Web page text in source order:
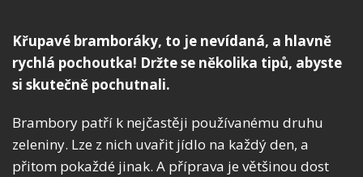
Křupavé bramboráky, to je nevídaná, a hlavně
rychlá pochoutka! Držte se několika tipů, abyste
si skutečně pochutnali.
Brambory patří k nejčastěji používanému druhu
zeleniny. Lze z nich uvařit jídlo na každý den, a
přitom pokaždé jinak. A příprava je většinou dost